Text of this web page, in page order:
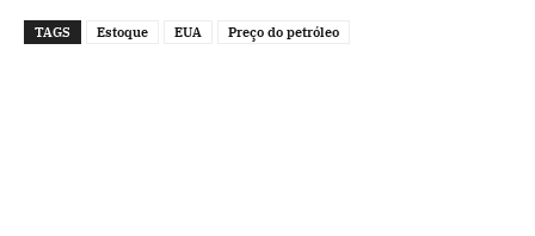
TAGS Estoque EUA Preço do petróleo